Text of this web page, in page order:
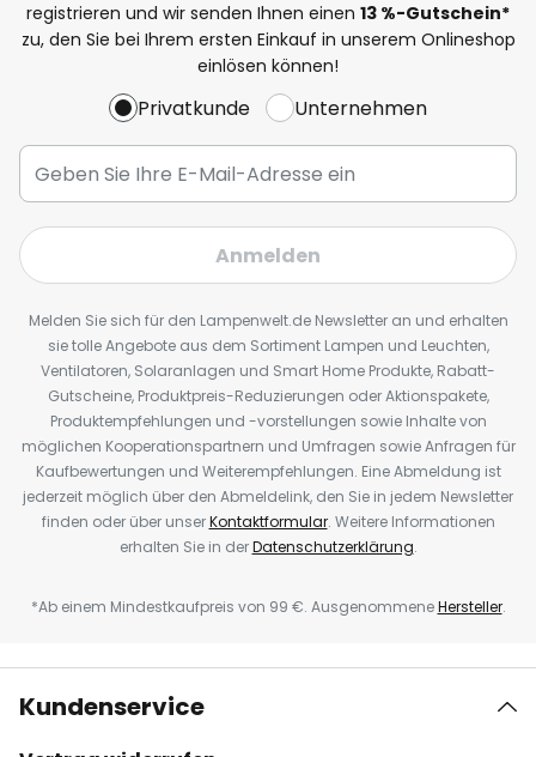
registrieren und wir senden Ihnen einen 13 %-Gutschein*
zu, den Sie bei Ihrem ersten Einkauf in unserem Onlineshop
einlösen können!
Privatkunde Unternehmen
Anmelden
Melden Sie sich für den Lampenwelt.de Newsletter an und erhalten
sie tolle Angebote aus dem Sortiment Lampen und Leuchten,
Ventilatoren, Solaranlagen und Smart Home Produkte, Rabatt-
Gutscheine, Produktpreis-Reduzierungen oder Aktionspakete,
Produktempfehlungen und -vorstellungen sowie Inhalte von
möglichen Kooperationspartnern und Umfragen sowie Anfragen für
Kaufbewertungen und Weiterempfehlungen. Eine Abmeldung ist
jederzeit möglich über den Abmeldelink, den Sie in jedem Newsletter
finden oder über unserKontaktformular. Weitere Informationen
erhalten Sie in derDatenschutzerklärung.
*Ab einem Mindestkaufpreis von 99 €. AusgenommeneHersteller.
Kundenservice